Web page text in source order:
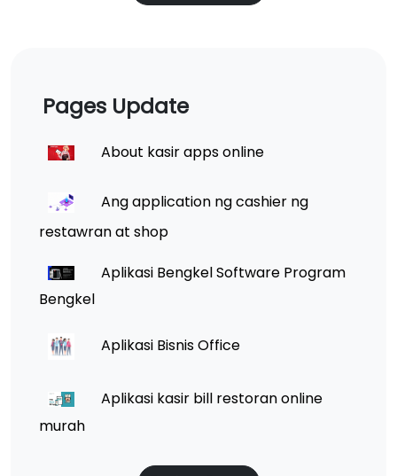
Pages Update
About kasir apps online
Ang application ng cashier ng
restawran at shop
Aplikasi Bengkel Software Program
Bengkel
Aplikasi Bisnis Office
Aplikasi kasir bill restoran online
murah